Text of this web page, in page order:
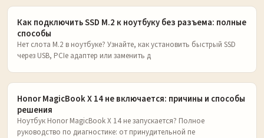
Как подключить SSD M.2 к ноутбуку без разъема: полные
способы
Нет слота M.2 в ноутбуке? Узнайте, как установить быстрый SSD
через USB, PCIe адаптер или заменить д
Honor MagicBook X 14 не включается: причины и способы
решения
Ноутбук Honor MagicBook X 14 не запускается? Полное
руководство по диагностике: от принудительной пе